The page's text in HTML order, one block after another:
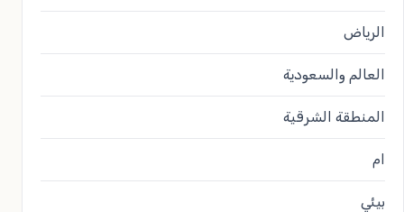
الرياض
العالم والسعودية
المنطقة الشرقية
ام
بيئي